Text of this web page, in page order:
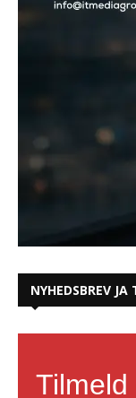
NYHEDSBREV JA